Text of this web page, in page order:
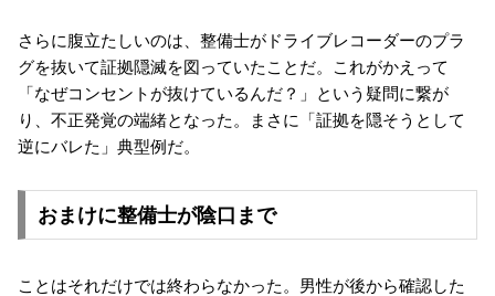
さらに腹立たしいのは、整備士がドライブレコーダーのプラ
グを抜いて証拠隠滅を図っていたことだ。これがかえって
「なぜコンセントが抜けているんだ？」という疑問に繋が
り、不正発覚の端緒となった。まさに「証拠を隠そうとして
逆にバレた」典型例だ。
おまけに整備士が陰口まで
ことはそれだけでは終わらなかった。男性が後から確認した